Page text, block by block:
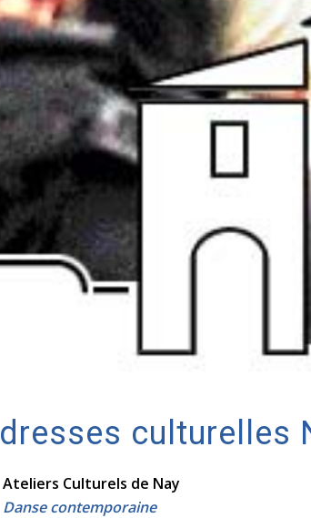
culturelles
Ateliers Culturels de Nay
Danse contemporaine